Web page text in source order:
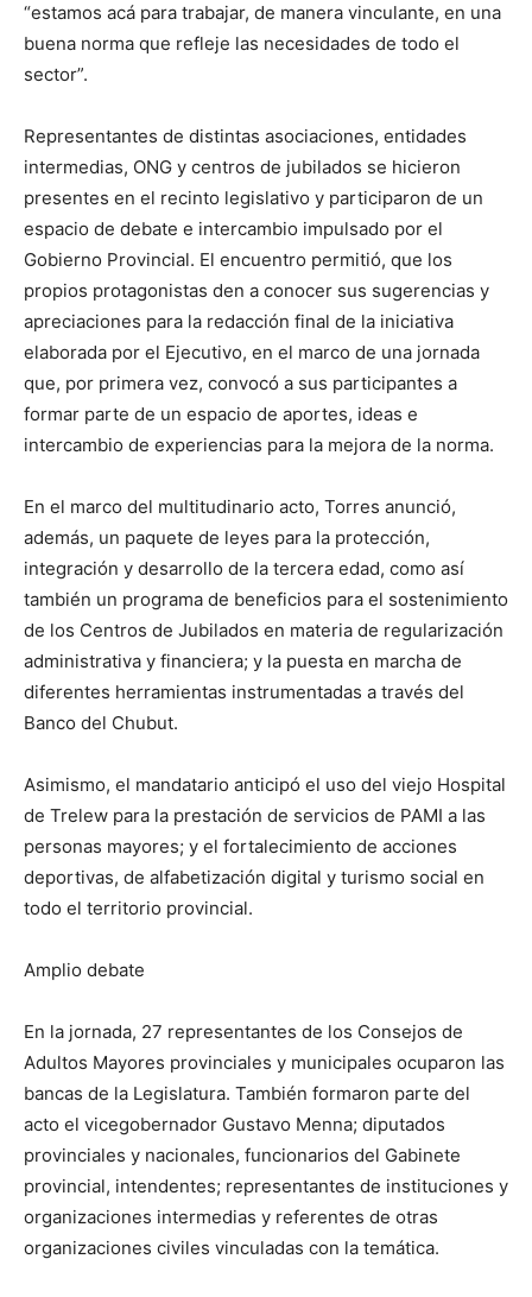
“estamos acá para trabajar, de manera vinculante, en una
buena norma que refleje las necesidades de todo el
sector”.
Representantes de distintas asociaciones, entidades
intermedias, ONG y centros de jubilados se hicieron
presentes en el recinto legislativo y participaron de un
espacio de debate e intercambio impulsado por el
Gobierno Provincial. El encuentro permitió, que los
propios protagonistas den a conocer sus sugerencias y
apreciaciones para la redacción final de la iniciativa
elaborada por el Ejecutivo, en el marco de una jornada
que, por primera vez, convocó a sus participantes a
formar parte de un espacio de aportes, ideas e
intercambio de experiencias para la mejora de la norma.
En el marco del multitudinario acto, Torres anunció,
además, un paquete de leyes para la protección,
integración y desarrollo de la tercera edad, como así
también un programa de beneficios para el sostenimiento
de los Centros de Jubilados en materia de regularización
administrativa y financiera; y la puesta en marcha de
diferentes herramientas instrumentadas a través del
Banco del Chubut.
Asimismo, el mandatario anticipó el uso del viejo Hospital
de Trelew para la prestación de servicios de PAMI a las
personas mayores; y el fortalecimiento de acciones
deportivas, de alfabetización digital y turismo social en
todo el territorio provincial.
Amplio debate
En la jornada, 27 representantes de los Consejos de
Adultos Mayores provinciales y municipales ocuparon las
bancas de la Legislatura. También formaron parte del
acto el vicegobernador Gustavo Menna; diputados
provinciales y nacionales, funcionarios del Gabinete
provincial, intendentes; representantes de instituciones y
organizaciones intermedias y referentes de otras
organizaciones civiles vinculadas con la temática.